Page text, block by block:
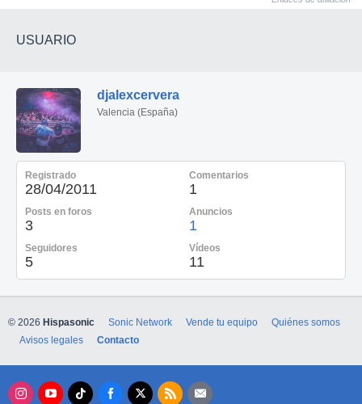
USUARIO
djalexcervera
Valencia (España)
Registrado
28/04/2011
Comentarios
1
Posts en foros
3
Anuncios
1
Seguidores
5
Vídeos
11
© 2026 Hispasonic Sonic Network Vende tu equipo
Quiénes somos
Avisos legales
Contacto